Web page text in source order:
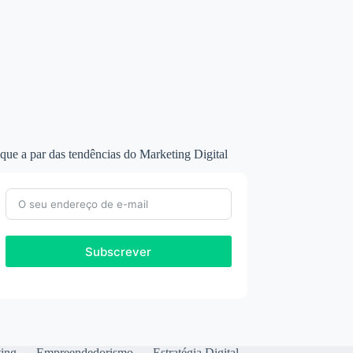
a par das tendências do Marketing Digital
Subscrever